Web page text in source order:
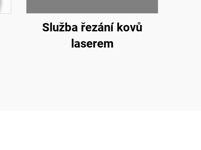
Služba řezání kovů
laserem